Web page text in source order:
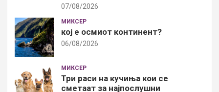
07/08/2026
МИКСЕР
кој е осмиот континент?
06/08/2026
МИКСЕР
Три раси на кучиња кои се
сметаат за најпослушни